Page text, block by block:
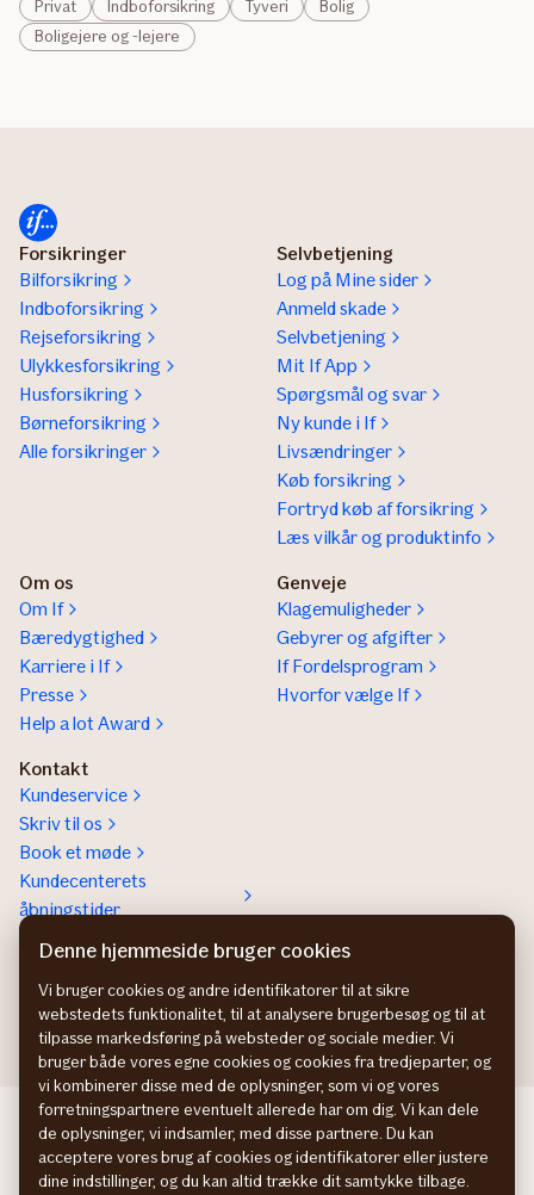
Privat
Indboforsikring Tyveri
Bolig
Boligejere og -lejere
Forsikringer
Bilforsikring
Indboforsikring
Rejseforsikring
Ulykkesforsikring
Husforsikring
Børneforsikring
Alle forsikringer
Selvbetjening
Log på Mine sider
Anmeld skade
Selvbetjening
Mit If App
Spørgsmål og svar
Ny kunde i If
Livsændringer
Køb forsikring
Fortryd køb af forsikring
Læs vilkår og produktinfo
Om os
Om If
Bæredygtighed
Karriere i If
Presse
Help a lot Award
Genveje
Klagemuligheder
Gebyrer og afgifter
If Fordelsprogram
Hvorfor vælge If
Kontakt
Kundeservice
Skriv til os
Book et møde
Kundecenterets
åbningstider
Kontakt os om
Erhvervsforsikringer
In English
If Skadeförsäkring SE
If Skadeforsikring NO
If Vahinkovakuutus FI
Denne hjemmeside bruger cookies
Vi bruger cookies og andre identifikatorer til at sikre
webstedets funktionalitet, til at analysere brugerbesøg og til at
tilpasse markedsføring på websteder og sociale medier. Vi
bruger både vores egne cookies og cookies fra tredjeparter, og
vi kombinerer disse med de oplysninger, som vi og vores
forretningspartnere eventuelt allerede har om dig. Vi kan dele
de oplysninger, vi indsamler, med disse partnere. Du kan
acceptere vores brug af cookies og identifikatorer eller justere
dine indstillinger, og du kan altid trække dit samtykke tilbage.